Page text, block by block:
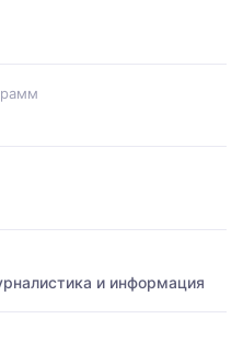
и информация